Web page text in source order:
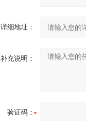
详细地址：
补充说明：
验证码：